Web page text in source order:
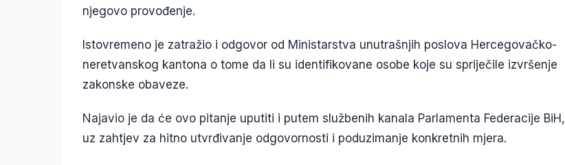
njegovo provođenje.
Istovremeno je zatražio i odgovor od Ministarstva unutrašnjih poslova Hercegovačko-
neretvanskog kantona o tome da li su identifikovane osobe koje su spriječile izvršenje
zakonske obaveze.
Najavio je da će ovo pitanje uputiti i putem službenih kanala Parlamenta Federacije BiH,
uz zahtjev za hitno utvrđivanje odgovornosti i poduzimanje konkretnih mjera.